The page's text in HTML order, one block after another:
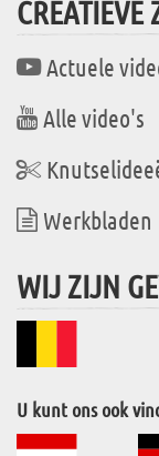
CREATIEVE
Actuele
Alle video's
Werkbladen
WIJ ZIJN
U kunt ons ook